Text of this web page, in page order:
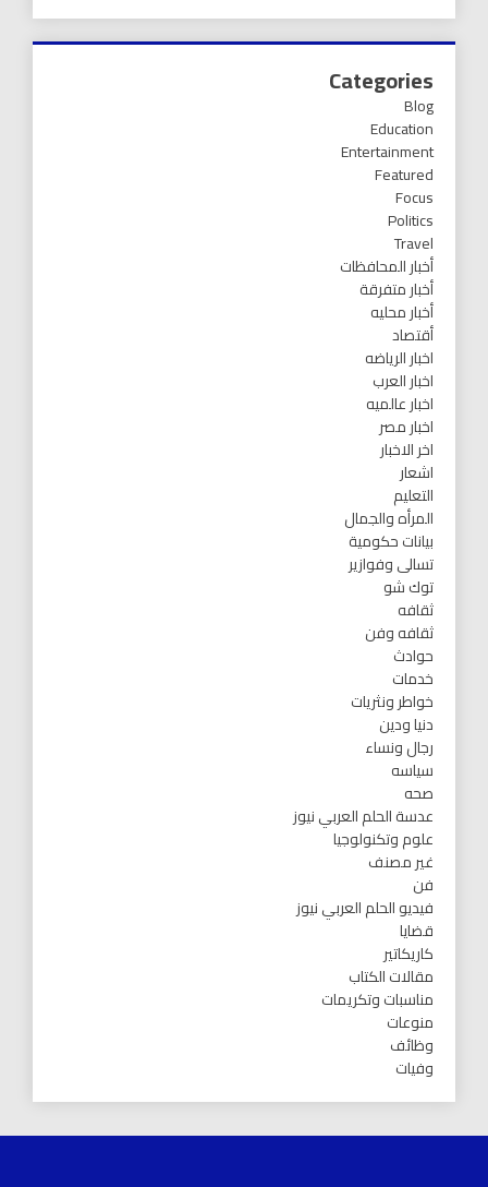
Categories
Blog
Education
Entertainment
Featured
Focus
Politics
Travel
أخبار المحافظات
أخبار متفرقة
أخبار محليه
أقتصاد
اخبار الرياضه
اخبار العرب
اخبار عالميه
اخبار مصر
اخر الاخبار
اشعار
التعليم
المرأه والجمال
بيانات حكومية
تسالى وفوازير
توك شو
ثقافه
ثقافه وفن
حوادث
خدمات
خواطر ونثريات
دنيا ودين
رجال ونساء
سياسه
صحه
عدسة الحلم العربي نيوز
علوم وتكنولوجيا
غير مصنف
فن
فيديو الحلم العربي نيوز
قضايا
كاريكاتير
مقالات الكتاب
مناسبات وتكريمات
منوعات
وظائف
وفيات